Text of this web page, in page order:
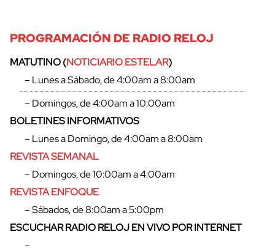
cerrar
PROGRAMACIÓN DE RADIO RELOJ
MATUTINO (NOTICIARIO ESTELAR)
– Lunes a Sábado, de 4:00am a 8:00am
– Domingos, de 4:00am a 10:00am
BOLETINES INFORMATIVOS
– Lunes a Domingo, de 4:00am a 8:00am
REVISTA SEMANAL
– Domingos, de 10:00am a 4:00am
REVISTA ENFOQUE
– Sábados, de 8:00am a 5:00pm
ESCUCHAR RADIO RELOJ EN VIVO POR INTERNET
–